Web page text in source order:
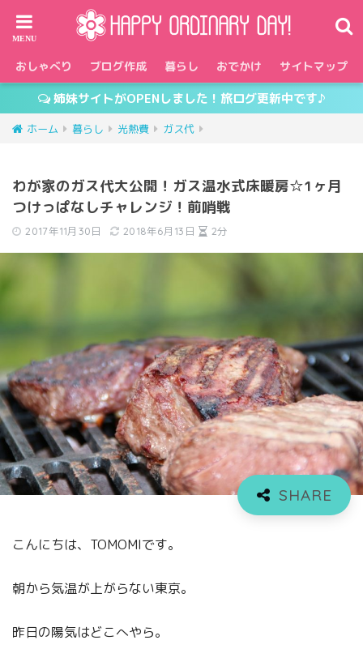
おしゃべり ブログ作成 暮らし おでかけ サイトマップ
姉妹サイトがOPENしました！旅ログ更新中です♪
ホーム 暮らし 光熱費 ガス代
わが家のガス代大公開！ガス温水式床暖房☆1ヶ月
つけっぱなしチャレンジ！前哨戦
2017年11月30日 2018年6月13日 2分
こんにちは、TOMOMIです。
朝から気温が上がらない東京。
昨日の陽気はどこへやら。